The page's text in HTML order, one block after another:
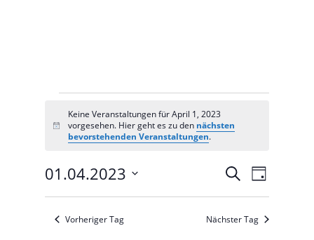
Veranstaltungen
for
April
1,
2023
Notice
Keine Veranstaltungen für April 1, 2023
vorgesehen. Hier geht es zu den nächsten
bevorstehenden Veranstaltungen.
Suche
Ansichten,
SucheTag
01.04.2023
Vorheriger Tag Nächster Tag